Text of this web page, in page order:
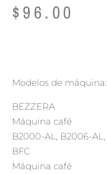
$96.00
Modelos de máquina:
BEZZERA
Máquina café
B2000-AL, B2006-AL,
BFC
Máquina café